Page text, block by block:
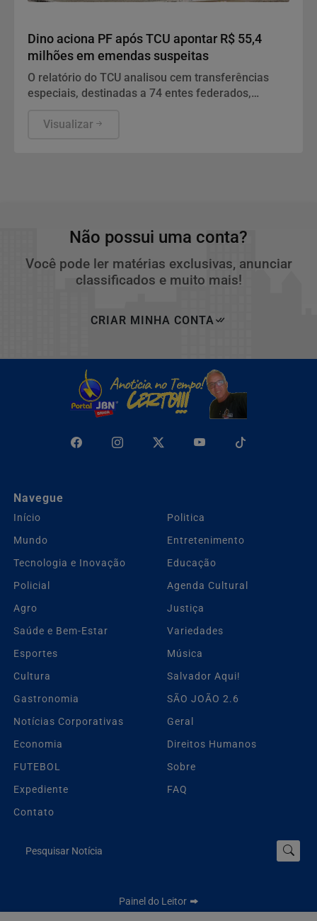
Dino aciona PF após TCU apontar R$ 55,4
milhões em emendas suspeitas
O relatório do TCU analisou cem transferências
especiais, destinadas a 74 entes federados,
recursos fiscalizados.
Visualizar
Não possui uma conta?
Você pode ler matérias exclusivas, anunciar
classificados e muito mais!
CRIAR MINHA CONTA
Navegue
Início
Politica
Mundo
Entretenimento
Tecnologia e Inovação
Educação
Policial
Agenda Cultural
Agro
Justiça
Saúde e Bem-Estar
Variedades
Esportes
Música
Cultura
Salvador Aqui!
Gastronomia
SÃO JOÃO 2.6
Notícias Corporativas
Geral
Economia
Direitos Humanos
FUTEBOL
Sobre
Expediente
FAQ
Contato
Pesquisar Notícia
Painel do Leitor